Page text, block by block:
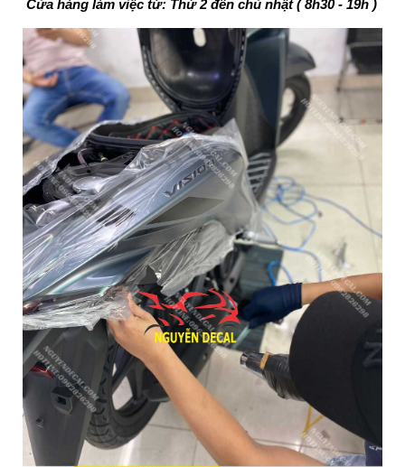
Cửa hàng làm việc từ: Thứ 2 đến chủ nhật ( 8h30 - 19h )